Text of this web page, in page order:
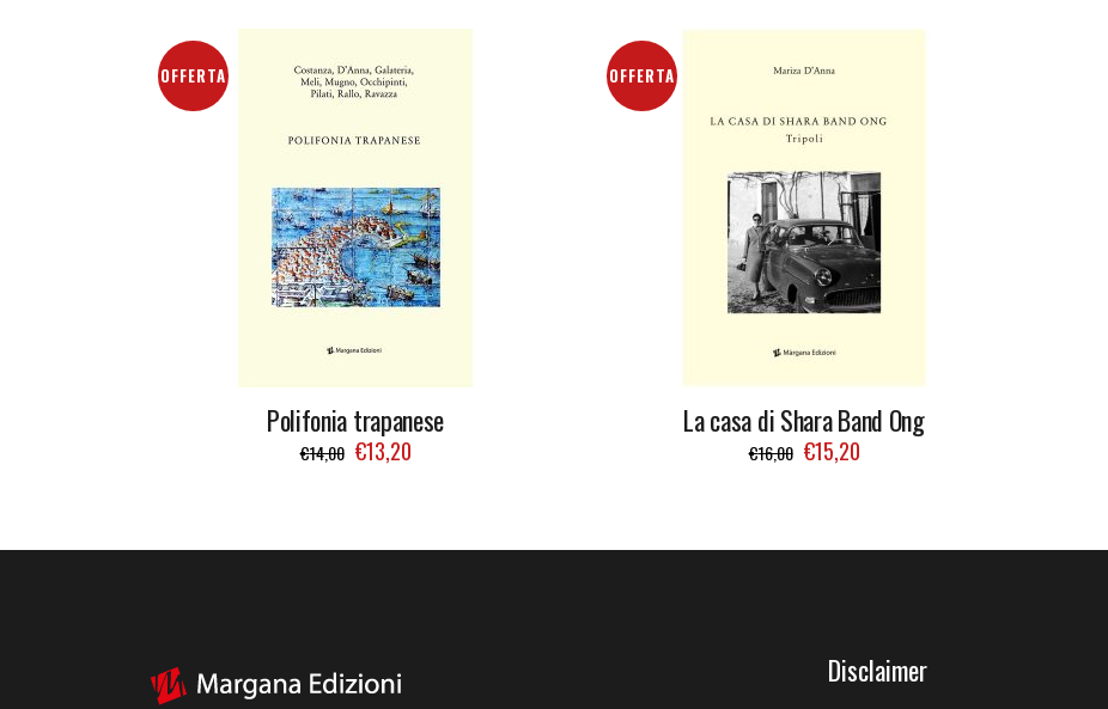
OFFERTA
Polifonia trapanese
€14,00 €13,20
OFFERTA
La casa di Shara Band Ong
€16,00 €15,20
Disclaimer